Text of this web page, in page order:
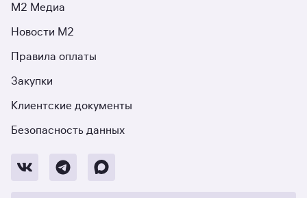
М2 Медиа
Новости М2
Правила оплаты
Закупки
Клиентские документы
Безопасность данных